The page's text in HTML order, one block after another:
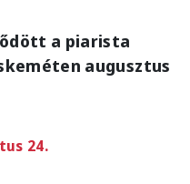
a piarista
augusztus
24.